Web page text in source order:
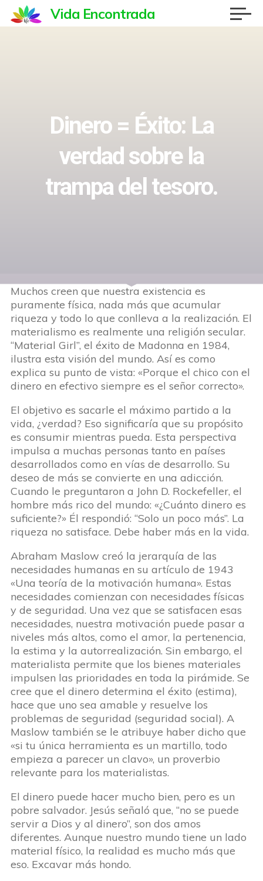
Saltar
Vida Encontrada
Dinero = Éxito: La
verdad sobre la
trampa del tesoro.
Muchos creen que nuestra existencia es
puramente física, nada más que acumular
riqueza y todo lo que conlleva a la realización. El
materialismo es realmente una religión secular.
“Material Girl”, el éxito de Madonna en 1984,
ilustra esta visión del mundo. Así es como
explica su punto de vista: «Porque el chico con el
dinero en efectivo siempre es el señor correcto».
El objetivo es sacarle el máximo partido a la
vida, ¿verdad? Eso significaría que su propósito
es consumir mientras pueda. Esta perspectiva
impulsa a muchas personas tanto en países
desarrollados como en vías de desarrollo. Su
deseo de más se convierte en una adicción.
Cuando le preguntaron a John D. Rockefeller, el
hombre más rico del mundo: «¿Cuánto dinero es
suficiente?» Él respondió: “Solo un poco más”. La
riqueza no satisface. Debe haber más en la vida.
Abraham Maslow creó la jerarquía de las
necesidades humanas en su artículo de 1943
«Una teoría de la motivación humana». Estas
necesidades comienzan con necesidades físicas
y de seguridad. Una vez que se satisfacen esas
necesidades, nuestra motivación puede pasar a
niveles más altos, como el amor, la pertenencia,
la estima y la autorrealización. Sin embargo, el
materialista permite que los bienes materiales
impulsen las prioridades en toda la pirámide. Se
cree que el dinero determina el éxito (estima),
hace que uno sea amable y resuelve los
problemas de seguridad (seguridad social). A
Maslow también se le atribuye haber dicho que
«si tu única herramienta es un martillo, todo
empieza a parecer un clavo», un proverbio
relevante para los materialistas.
El dinero puede hacer mucho bien, pero es un
pobre salvador. Jesús señaló que, “no se puede
servir a Dios y al dinero”, son dos amos
diferentes. Aunque nuestro mundo tiene un lado
material físico, la realidad es mucho más que
eso. Excavar más hondo.